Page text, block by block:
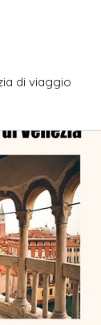
di viaggio
Curiosità
Letteratura